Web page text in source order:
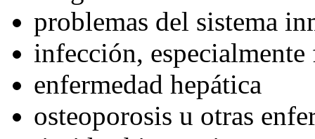
problemas del sistema
infección,
enfermedad hepática
osteoporosis u otras